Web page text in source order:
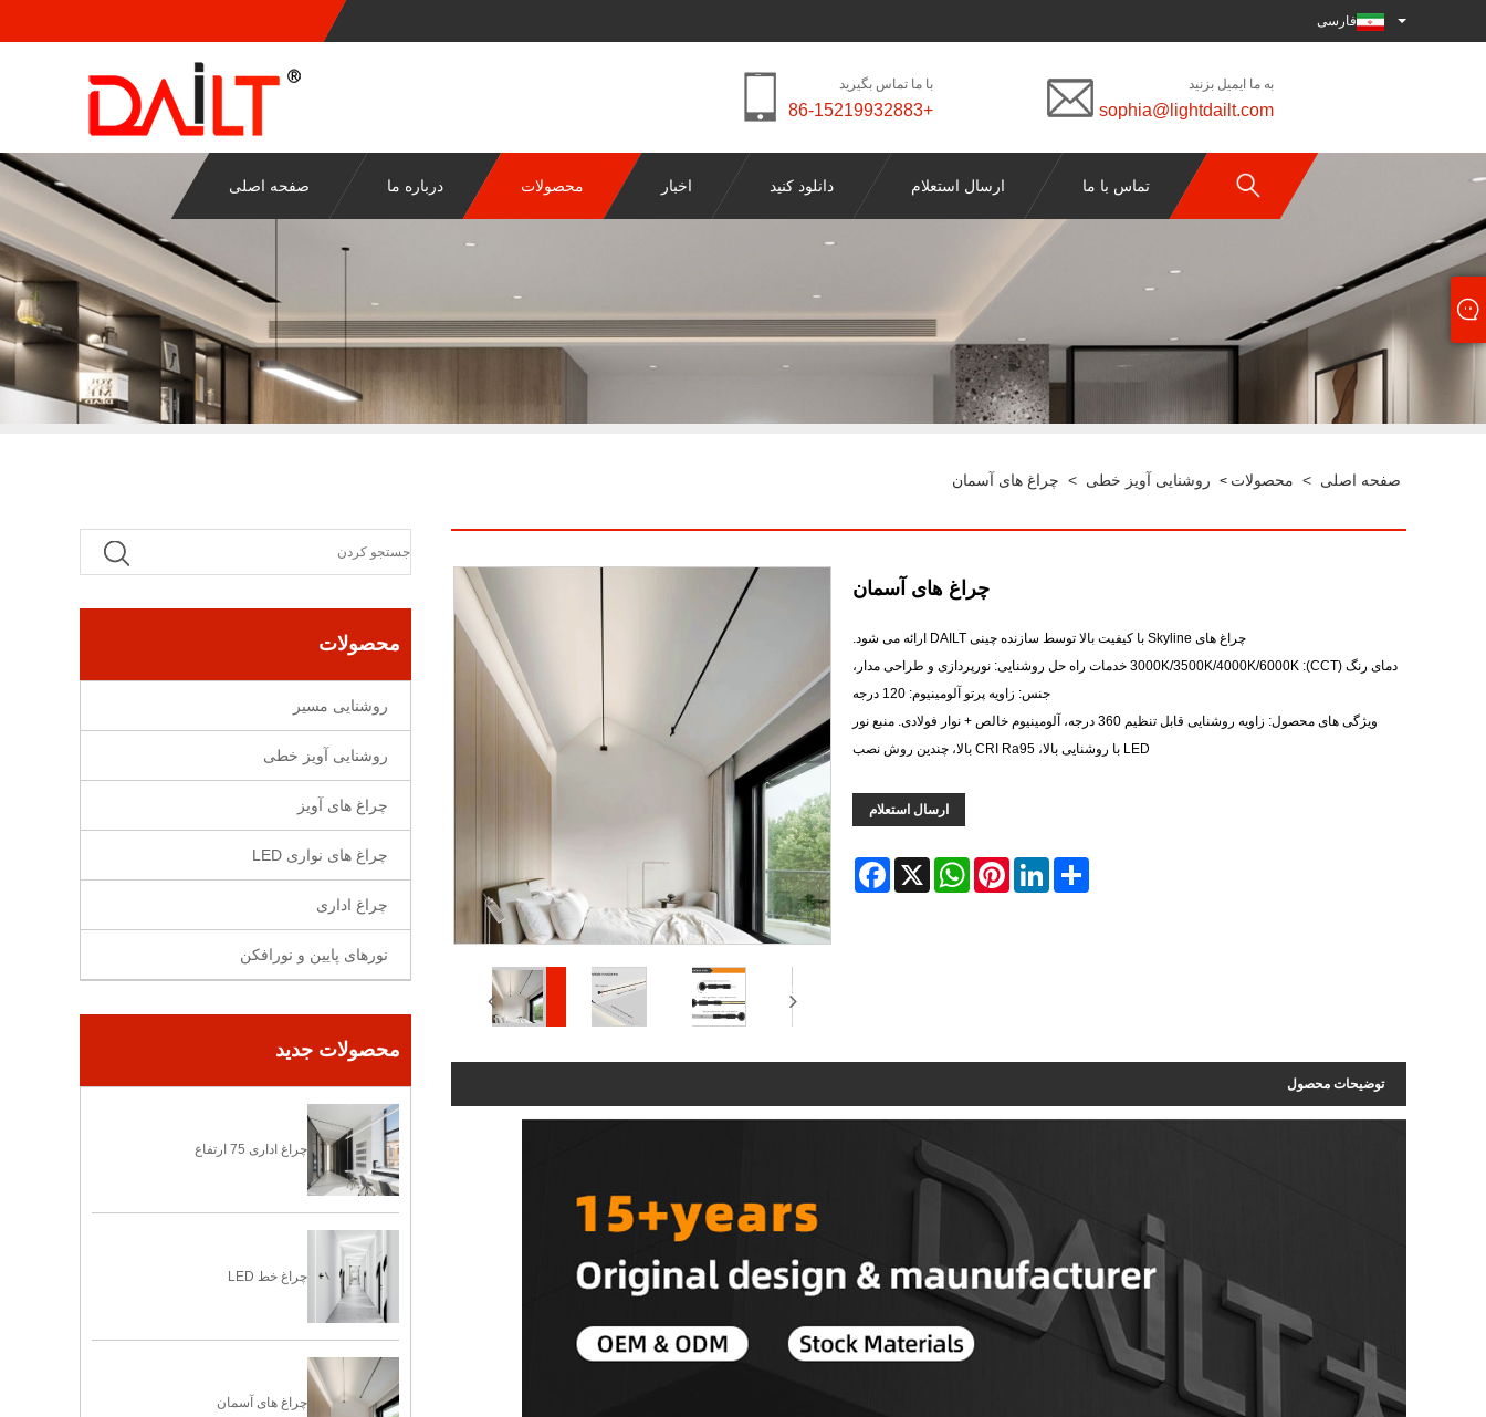
فارسی
با ما تماس بگیرید
+86-15219932883
به ما ایمیل بزنید
sophia@lightdailt.com
صفحه اصلی درباره ما محصولات اخبار دانلود کنید ارسال استعلام تماس با ما
صفحه اصلی > محصولات > روشنایی آویز خطی > چراغ های آسمان
محصولات
روشنایی مسیر
روشنایی آویز خطی
چراغ های آویز
چراغ های نواری LED
چراغ اداری
نورهای پایین و نورافکن
محصولات جدید
چراغ اداری 75 ارتفاع
چراغ خط LED
چراغ های آسمان
چراغ های آسمان
چراغ های Skyline با کیفیت بالا توسط سازنده چینی DAILT ارائه می شود.
دمای رنگ (CCT): 3000K/3500K/4000K/6000K خدمات راه حل روشنایی: نورپردازی و طراحی مدار،
جنس: زاویه پرتو آلومینیوم: 120 درجه
ویژگی های محصول: زاویه روشنایی قابل تنظیم 360 درجه، آلومینیوم خالص + نوار فولادی. منبع نور
LED با روشنایی بالا، CRI Ra95 بالا، چندین روش نصب
ارسال استعلام
Facebook X
WhatsAppPinterestLinkedIn Share
توضیحات محصول